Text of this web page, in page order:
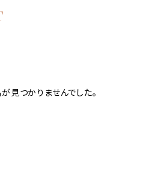
見つかりませんでした。